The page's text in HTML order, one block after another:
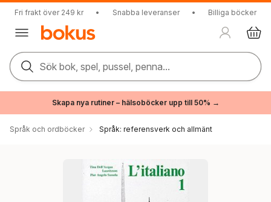
Fri frakt över 249 kr • Snabba leveranser • Billiga böcker
Sök bok, spel, pussel, penna...
Skapa nya rutiner – hälsoböcker upp till 50% →
Språk och ordböcker Språk: referensverk och allmänt